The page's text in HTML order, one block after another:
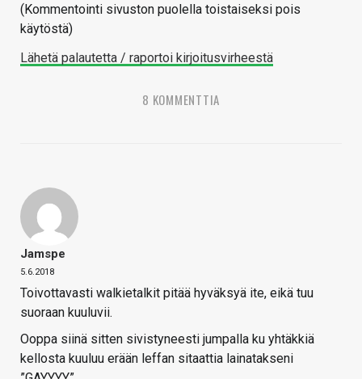
(Kommentointi sivuston puolella toistaiseksi pois
käytöstä)
Lähetä palautetta / raportoi kirjoitusvirheestä
8 KOMMENTTIA
Jamspe
5.6.2018
Toivottavasti walkietalkit pitää hyväksyä ite, eikä tuu
suoraan kuuluvii.
Ooppa siinä sitten sivistyneesti jumpalla ku yhtäkkiä
kellosta kuuluu erään leffan sitaattia lainatakseni